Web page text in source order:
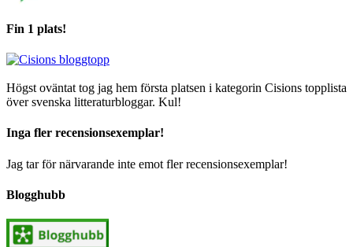
Fin 1 plats!
Högst oväntat tog jag hem första platsen i kategorin Cisions topplista
över svenska litteraturbloggar. Kul!
Inga fler recensionsexemplar!
Jag tar för närvarande inte emot fler recensionsexemplar!
Blogghubb